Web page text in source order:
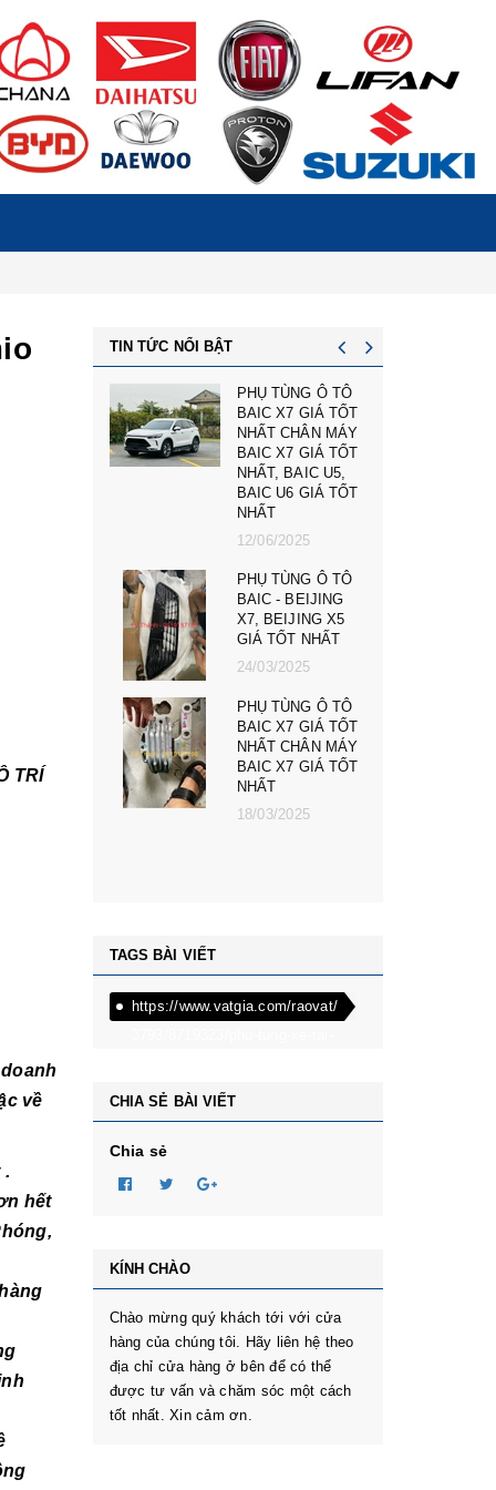
về
.
hết
TIN TỨC NỔI BẬT
TỐT
cản trước badoxoc
trước mg zs mã
cản trước
10745966 - phụ
tùng ô tô mg zs giá
tốt nhất
23/02/2025
MG ZS, MG 5, MG
RX5, MG HS GIÁ
TỐT NHẤT - CÀNG
A, ROTUY LÁI
NGOÀI MG RX5,
08/12/2024
PHỤ TÙNG Ô TÔ
MG ZS, MG 5, MG
RX5, MG HS GIÁ
TỐT NHẤT - ĐÈN
TAGS BÀI VIẾT
https://www.vatgia.com/raovat/
dongben-870kg-dongben-
650kg-dongben-x30.html
CHIA SẺ BÀI VIẾT
Chia sẻ
KÍNH CHÀO
Chào mừng quý khách tới với cửa
hàng của chúng tôi. Hãy liên hệ theo
địa chỉ cửa hàng ở bên để có thể
được tư vấn và chăm sóc một cách
tốt nhất. Xin cảm ơn.